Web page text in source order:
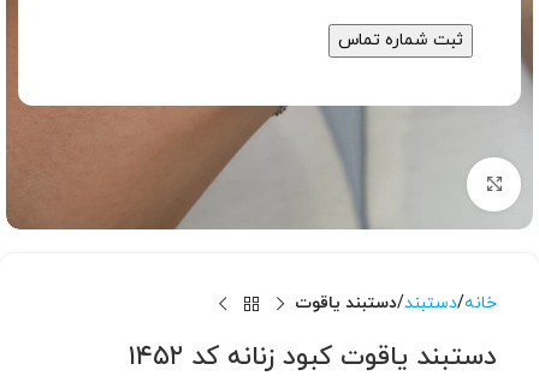
برای بزرگنمایی کلیک کنید
خانه دستبند دستبند یاقوت
دستبند یاقوت کبود زنانه کد ۱۴۵۲